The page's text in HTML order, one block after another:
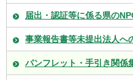
届出・認証等に係る県の
事業報告書等未提出法人へ
パンフレット・手引き関係